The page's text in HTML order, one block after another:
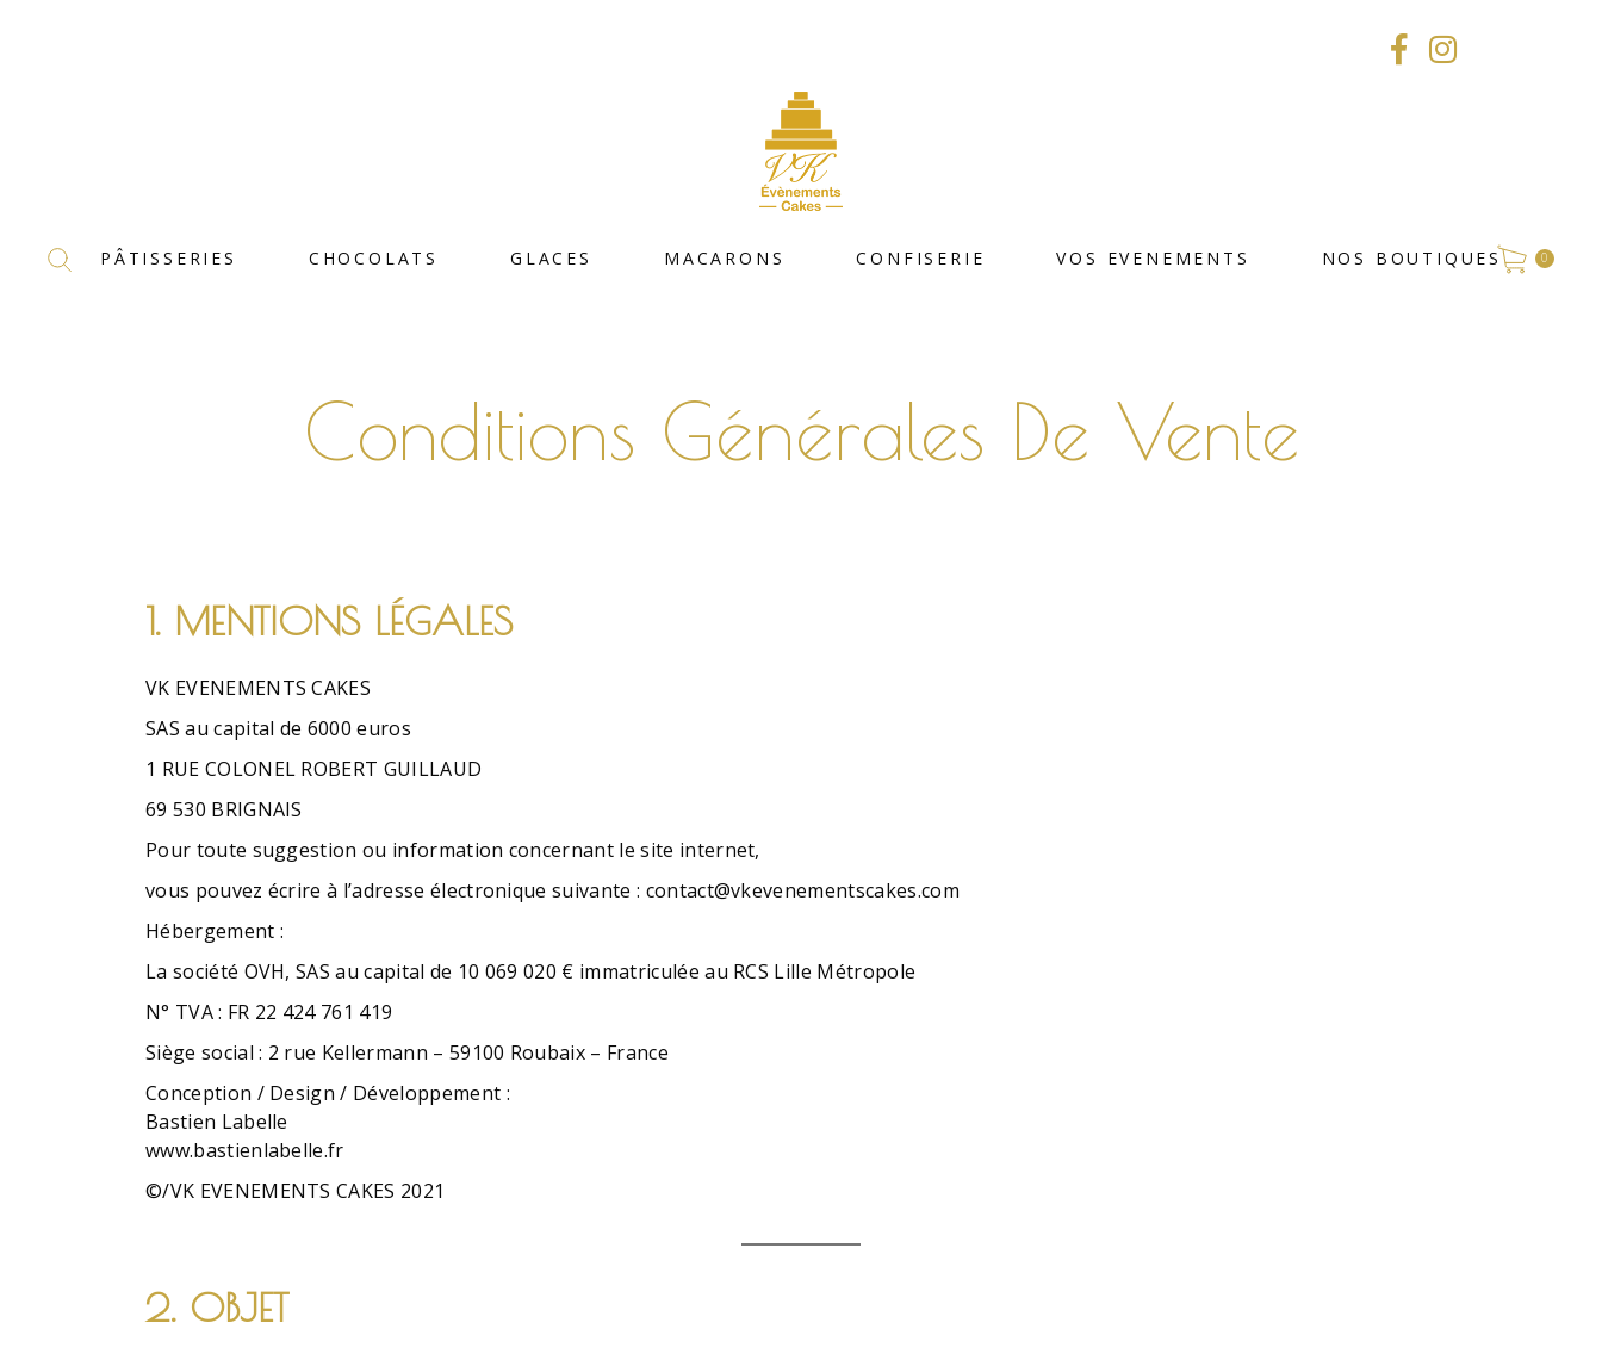
PÂTISSERIES CHOCOLATS GLACES MACARONS CONFISERIE VOS EVENEMENTS NOS BOUTIQUES 0
Conditions Générales De Vente
1. MENTIONS LÉGALES
VK EVENEMENTS CAKES
SAS au capital de 6000 euros
1 RUE COLONEL ROBERT GUILLAUD
69 530 BRIGNAIS
Pour toute suggestion ou information concernant le site internet,
vous pouvez écrire à l’adresse électronique suivante : contact@vkevenementscakes.com
Hébergement :
La société OVH, SAS au capital de 10 069 020 € immatriculée au RCS Lille Métropole
N° TVA : FR 22 424 761 419
Siège social : 2 rue Kellermann – 59100 Roubaix – France
Conception / Design / Développement :
Bastien Labelle
www.bastienlabelle.fr
©/VK EVENEMENTS CAKES 2021
2. OBJET